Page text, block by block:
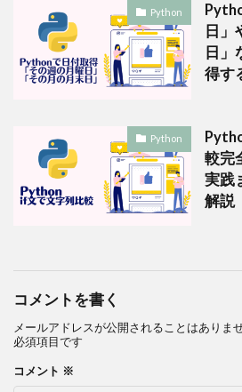
Python
日」
日」
得す
Python
較完
実践
解説
コメントを書く
メールアドレスが公開されることはありませ
必須項目です
コメント ※